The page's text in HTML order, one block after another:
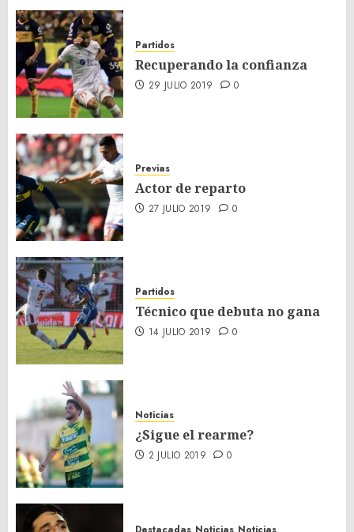
Partidos
Recuperando la confianza
29 JULIO 2019 0
Previas
Actor de reparto
27 JULIO 2019 0
Partidos
Técnico que debuta no gana
14 JULIO 2019 0
Noticias
¿Sigue el rearme?
2 JULIO 2019 0